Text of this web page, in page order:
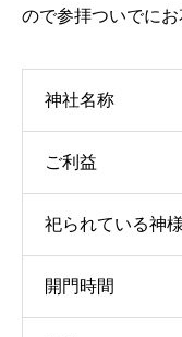
ので参拝ついでにお
神社名称
ご利益
祀られている神様
開門時間